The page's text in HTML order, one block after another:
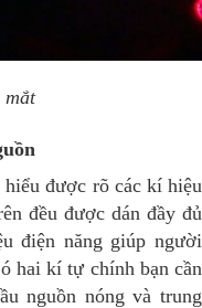
mắt
được rõ các kí hiệu
đều được dán đầy đủ
điện năng giúp người
hai kí tự chính bạn cần
nguồn nóng và trung